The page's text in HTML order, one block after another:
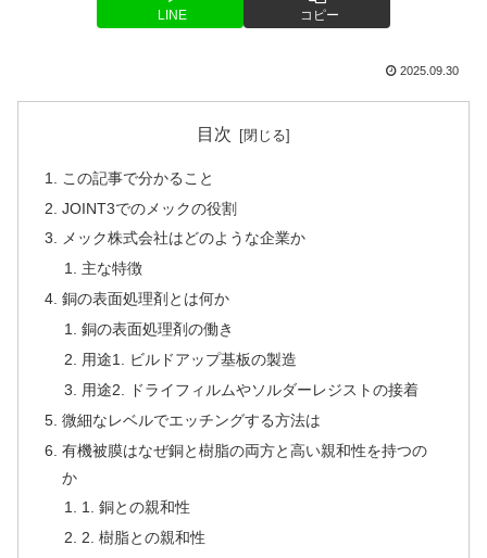
LINE コピー
2025.09.30
目次
この記事で分かること
JOINT3でのメックの役割
メック株式会社はどのような企業か
主な特徴
銅の表面処理剤とは何か
銅の表面処理剤の働き
用途1. ビルドアップ基板の製造
用途2. ドライフィルムやソルダーレジストの接着
微細なレベルでエッチングする方法は
有機被膜はなぜ銅と樹脂の両方と高い親和性を持つの
か
1. 銅との親和性
2. 樹脂との親和性